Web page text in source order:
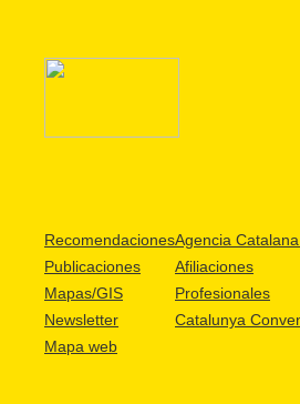
Recomendaciones
Publicaciones
Mapas/GIS
Newsletter
Mapa web
Agencia
Afiliaciones
Profesionales
Catalunya